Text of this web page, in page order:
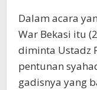
Dalam acara
War Bekasi itu
diminta Ustadz
pentunan
gadisnya yang